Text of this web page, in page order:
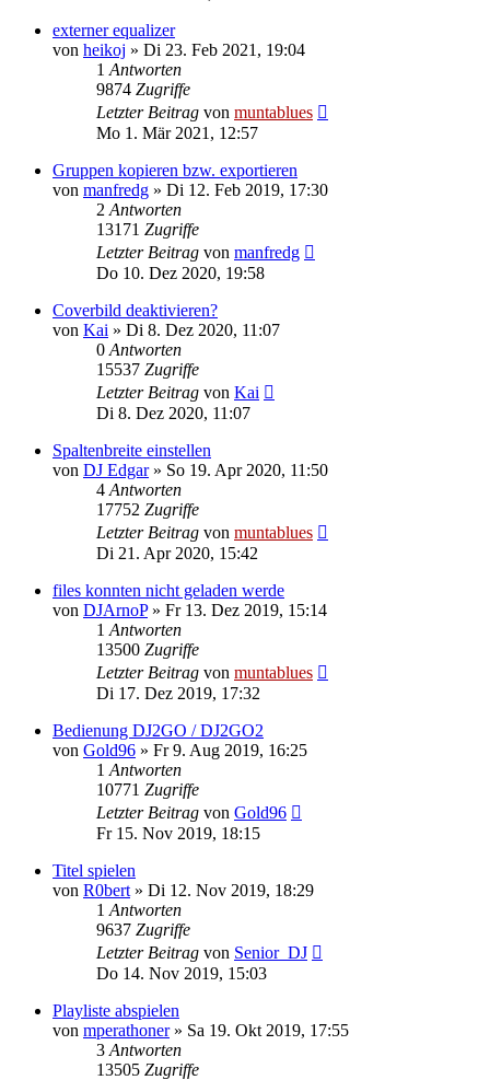
externer equalizer
von heikoj » Di 23. Feb 2021, 19:04
1 Antworten
9874 Zugriffe
Letzter Beitrag von muntablues
Mo 1. Mär 2021, 12:57
Gruppen kopieren bzw. exportieren
von manfredg » Di 12. Feb 2019, 17:30
2 Antworten
13171 Zugriffe
Letzter Beitrag von manfredg
Do 10. Dez 2020, 19:58
Coverbild deaktivieren?
von Kai » Di 8. Dez 2020, 11:07
0 Antworten
15537 Zugriffe
Letzter Beitrag von Kai
Di 8. Dez 2020, 11:07
Spaltenbreite einstellen
von DJ Edgar» So 19. Apr 2020, 11:50
4 Antworten
17752 Zugriffe
Letzter Beitrag von muntablues
Di 21. Apr 2020, 15:42
files konnten nicht geladen werde
von DJArnoP» Fr 13. Dez 2019, 15:14
1 Antworten
13500 Zugriffe
Letzter Beitrag von muntablues
Di 17. Dez 2019, 17:32
Bedienung DJ2GO / DJ2GO2
von Gold96 » Fr 9. Aug 2019, 16:25
1 Antworten
10771 Zugriffe
Letzter Beitrag von Gold96
Fr 15. Nov 2019, 18:15
Titel spielen
von R0bert » Di 12. Nov 2019, 18:29
1 Antworten
9637 Zugriffe
Letzter Beitrag von Senior_DJ
Do 14. Nov 2019, 15:03
Playliste abspielen
von mperathoner» Sa 19. Okt 2019, 17:55
3 Antworten
13505 Zugriffe